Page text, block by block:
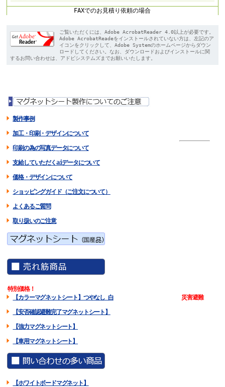
FAXでのお見積り依頼の場合
ご覧いただくには、Adobe AcrobatReader 4.0以上が必要です。
Adobe AcrobatReadeをインストールされていない方は、左記のア
イコンをクリックして、Adobe Systemのホームページからダウン
ロードしてください。なお、ダウンロードおよびインストールに関
するお問い合わせは、アドビシステムズまでお願いいたします。
製作事例
加工・印刷・デザインについて
印刷の為の写真データについて
支給していただくaiデータについて
価格・デザインについて
ショッピングガイド（ご注文について）
よくあるご質問
取り扱いのご注意
特別価格！
【カラーマグネットシート】つやなし 白
災害避難
【安否確認避難完了マグネットシート】
【強力マグネットシート】
【車用マグネットシート】
【ホワイトボードマグネット】